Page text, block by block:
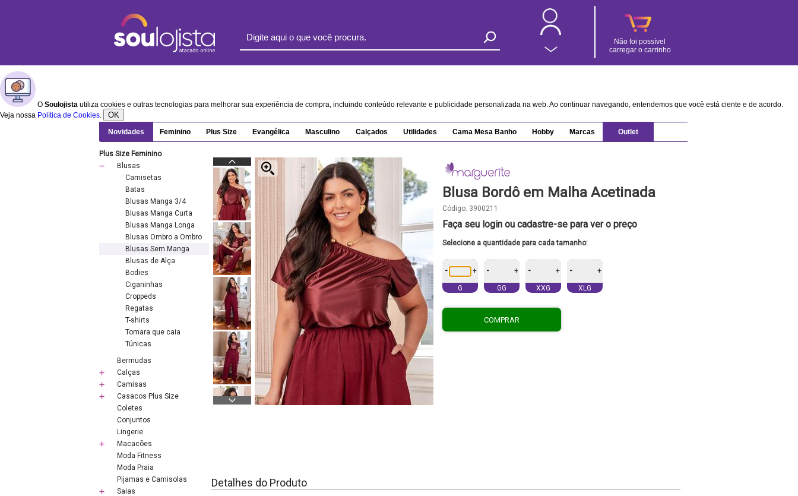
Não foi possível
carregar o carrinho
O Soulojista utiliza cookies e outras tecnologias para melhorar sua experiência de compra, incluindo conteúdo relevante e publicidade personalizada na web. Ao continuar navegando, entendemos que você está ciente e de acordo.
Veja nossa Política de Cookies. OK
Novidades Feminino Plus Size Evangélica Masculino Calçados Utilidades Cama Mesa Banho Hobby Marcas Outlet
Plus Size Feminino
Blusas
Camisetas
Batas
Blusas Manga 3/4
Blusas Manga Curta
Blusas Manga Longa
Blusas Ombro a Ombro
Blusas Sem Manga
Blusas de Alça
Bodies
Ciganinhas
Croppeds
Regatas
T-shirts
Tomara que caia
Túnicas
Bermudas
Calças
Camisas
Casacos Plus Size
Coletes
Conjuntos
Lingerie
Macacões
Moda Fitness
Moda Praia
Pijamas e Camisolas
Saias
Blusa Bordô em Malha Acetinada
Código: 3900211
Faça seu login ou cadastre-se para ver o preço
Selecione a quantidade para cada tamanho:
- +
G
- +
GG
- +
XXG
- +
XLG
COMPRAR
Detalhes do Produto